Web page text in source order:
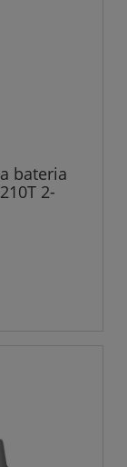
bateria
2-